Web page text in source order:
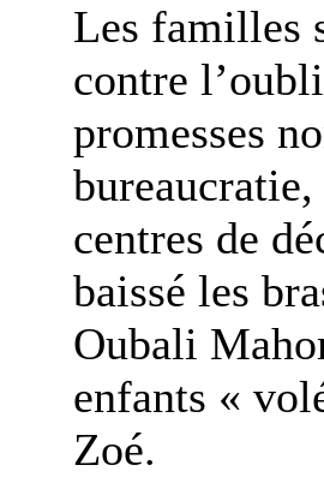
Les familles
contre
promesses
centres de
baissé les
Oubali
enfants «
Zoé.